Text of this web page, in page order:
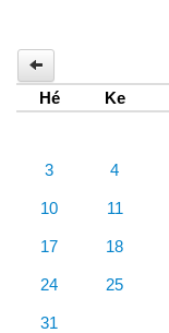
Hé
Ke
3 4
10 11
17 18
24 25
31